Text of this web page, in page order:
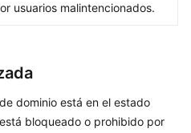
usuarios malintencionados.
dominio está en el estado
bloqueado o prohibido por